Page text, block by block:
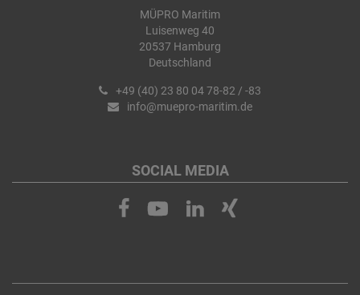
MÜPRO Maritim
Luisenweg 40
20537 Hamburg
Deutschland
+49 (40) 23 80 04 78-82 / -83
info@muepro-maritim.de
SOCIAL MEDIA